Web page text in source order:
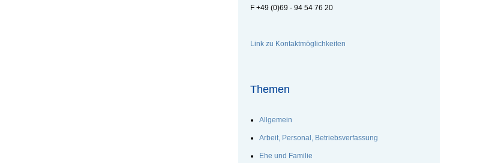
F +49 (0)69 - 94 54 76 20
Link zu Kontaktmöglichkeiten
Themen
Allgemein
Arbeit, Personal, Betriebsverfassung
Ehe und Familie